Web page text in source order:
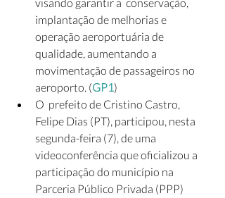
implantação de melhorias e
operação aeroportuária de
qualidade, aumentando a
movimentação de passageiros no
aeroporto. (GP1)
O  prefeito de Cristino Castro,
Felipe Dias (PT), participou, nesta
segunda-feira (7), de uma
videoconferência que oficializou a
participação do município na
Parceria Público Privada (PPP)